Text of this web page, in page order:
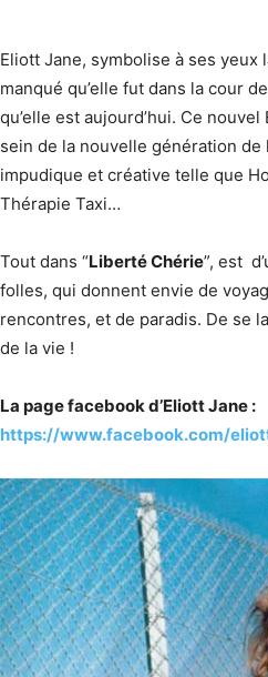
Eliott Jane, symbolise à ses
manqué qu’elle fut dans la cour
qu’elle est aujourd’hui. Ce
sein de la nouvelle génération de
impudique et créative telle que
Thérapie Taxi…
Tout dans “Liberté Chérie”, est
folles, qui donnent envie de
rencontres, et de paradis. De se
de la vie !
La page facebook d’Eliott Jane :
https://www.facebook.com/